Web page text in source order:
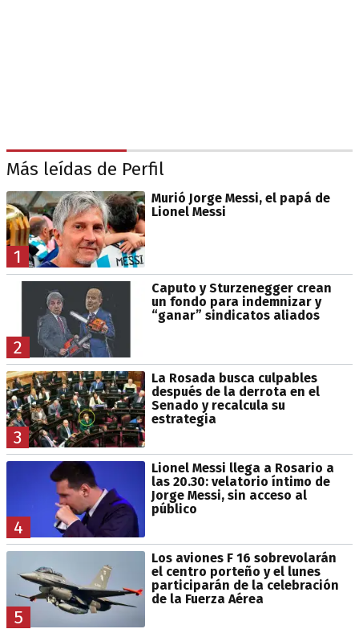
Más leídas de Perfil
1
Murió Jorge Messi, el papá de
Lionel Messi
2
Caputo y Sturzenegger crean
un fondo para indemnizar y
“ganar” sindicatos aliados
3
La Rosada busca culpables
después de la derrota en el
Senado y recalcula su
estrategia
4
Lionel Messi llega a Rosario a
las 20.30: velatorio íntimo de
Jorge Messi, sin acceso al
público
5
Los aviones F 16 sobrevolarán
el centro porteño y el lunes
participarán de la celebración
de la Fuerza Aérea